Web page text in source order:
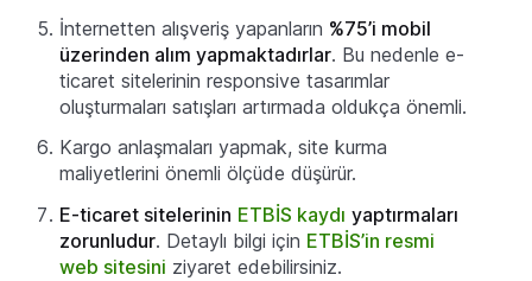
İnternetten alışveriş yapanların %75’i mobil
üzerinden alım yapmaktadırlar. Bu nedenle e-
ticaret sitelerinin responsive tasarımlar
oluşturmaları satışları artırmada oldukça önemli.
Kargo anlaşmaları yapmak, site kurma
maliyetlerini önemli ölçüde düşürür.
E-ticaret sitelerinin ETBİS kaydı yaptırmaları
zorunludur. Detaylı bilgi için ETBİS’in resmi
web sitesini ziyaret edebilirsiniz.